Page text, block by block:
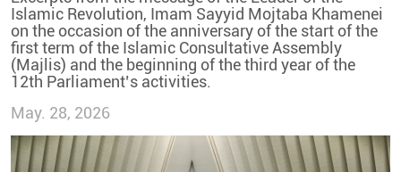
Islamic Revolution, Imam Sayyid Mojtaba Khamenei
on the occasion of the anniversary of the start of the
first term of the Islamic Consultative Assembly
(Majlis) and the beginning of the third year of the
12th Parliament’s activities.
May. 28, 2026